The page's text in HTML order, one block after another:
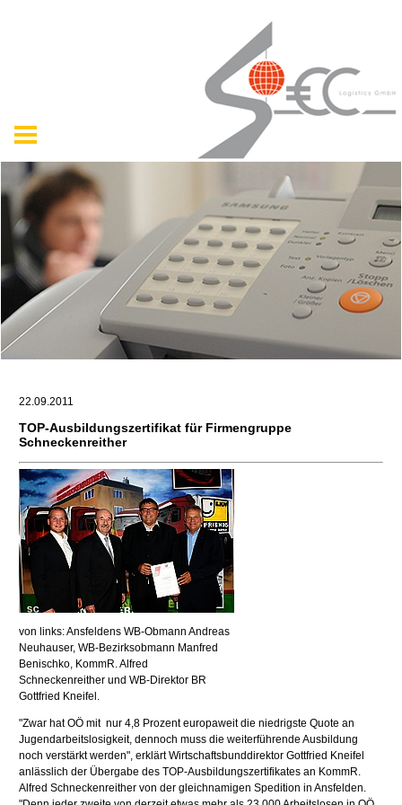
22.09.2011
TOP-Ausbildungszertifikat für Firmengruppe
Schneckenreither
von links: Ansfeldens WB-Obmann Andreas
Neuhauser, WB-Bezirksobmann Manfred
Benischko, KommR. Alfred
Schneckenreither und WB-Direktor BR
Gottfried Kneifel.
"Zwar hat OÖ mit nur 4,8 Prozent europaweit die niedrigste Quote an
Jugendarbeitslosigkeit, dennoch muss die weiterführende Ausbildung
noch verstärkt werden", erklärt Wirtschaftsbunddirektor Gottfried Kneifel
anlässlich der Übergabe des TOP-Ausbildungszertifikates an KommR.
Alfred Schneckenreither von der gleichnamigen Spedition in Ansfelden.